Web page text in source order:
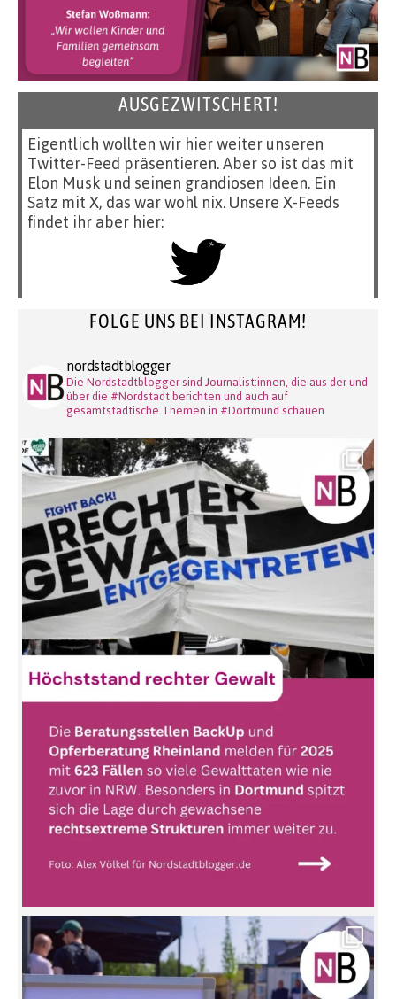
AUSGEZWITSCHERT!
Eigentlich wollten wir hier weiter unseren
Twitter-Feed präsentieren. Aber so ist das mit
Elon Musk und seinen grandiosen Ideen. Ein
Satz mit X, das war wohl nix. Unsere X-Feeds
findet ihr aber hier:
FOLGE UNS BEI INSTAGRAM!
nordstadtblogger
Die Nordstadtblogger sind Journalist:innen, die aus der und
über die #Nordstadt berichten und auch auf
gesamtstädtische Themen in #Dortmund schauen